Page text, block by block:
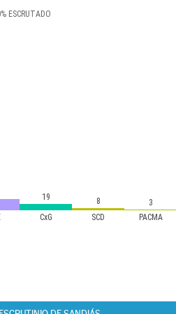
% ESCRUTADO
CxG SCD PACMA
19 8 3